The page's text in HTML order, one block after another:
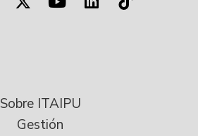
Sobre ITAIPU
Gestión